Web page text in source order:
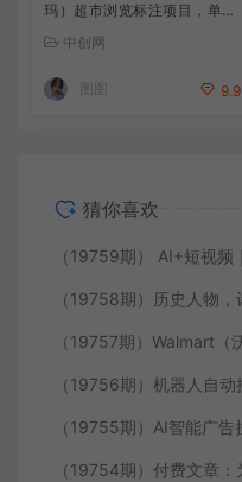
玛）超市浏览标注项目，单账
号日收益20+ 单电脑日收益可
达1000+带分佣机制
中创网
9.9
猜你喜欢